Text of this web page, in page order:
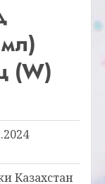
(W)
Казахстан